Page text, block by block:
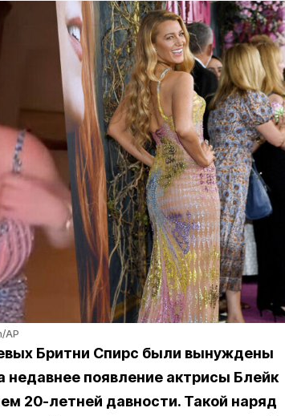
AP
Бритни Спирс были вынуждены
недавнее появление актрисы Блейк
20-летней давности. Такой наряд